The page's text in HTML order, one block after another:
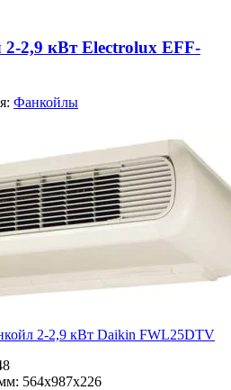
2,9 кВт Electrolux EFF-
Фанкойлы
2-2,9 кВт Daikin FWL25DTV
564x987x226